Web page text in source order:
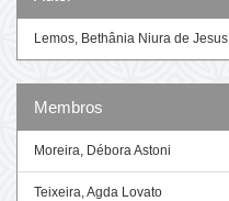
Lemos, Bethânia Niura de Jesus
Membros
Moreira, Débora Astoni
Teixeira, Agda Lovato